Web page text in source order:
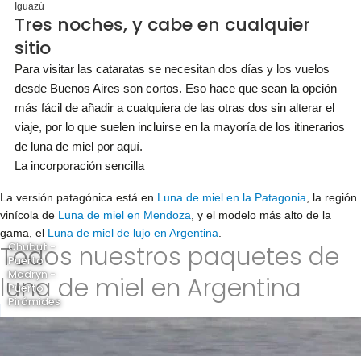
Iguazú
Tres noches, y cabe en cualquier
sitio
Para visitar las cataratas se necesitan dos días y los vuelos
desde Buenos Aires son cortos. Eso hace que sean la opción
más fácil de añadir a cualquiera de las otras dos sin alterar el
viaje, por lo que suelen incluirse en la mayoría de los itinerarios
de luna de miel por aquí.
La incorporación sencilla
La versión patagónica está en Luna de miel en la Patagonia , la región
vinícola de Luna de miel en Mendoza , y el modelo más alto de la
gama, el Luna de miel de lujo en Argentina
Todos nuestros paquetes de
luna de miel en Argentina
Chubut -
Puerto
Madryn -
Puerto
Pirámides